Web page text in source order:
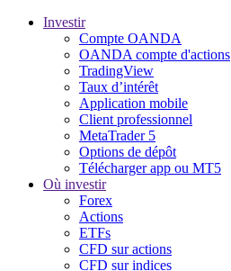
Investir
Compte OANDA
OANDA compte d'actions
TradingView
Taux d’intérêt
Application mobile
Client professionnel
MetaTrader 5
Options de dépôt
Télécharger app ou MT5
Où investir
Forex
Actions
ETFs
CFD sur actions
CFD sur indices